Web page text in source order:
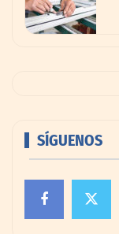
SÍGUENOS